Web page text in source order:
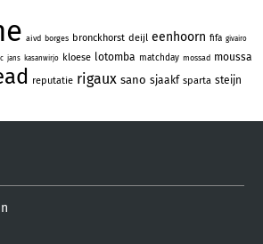
aivd borges bronckhorst deijl eenhoorn fifa givairo
jans kasanwirjo kloese lotomba matchday mossad moussa
reputatie rigaux sano sjaakf sparta steijn